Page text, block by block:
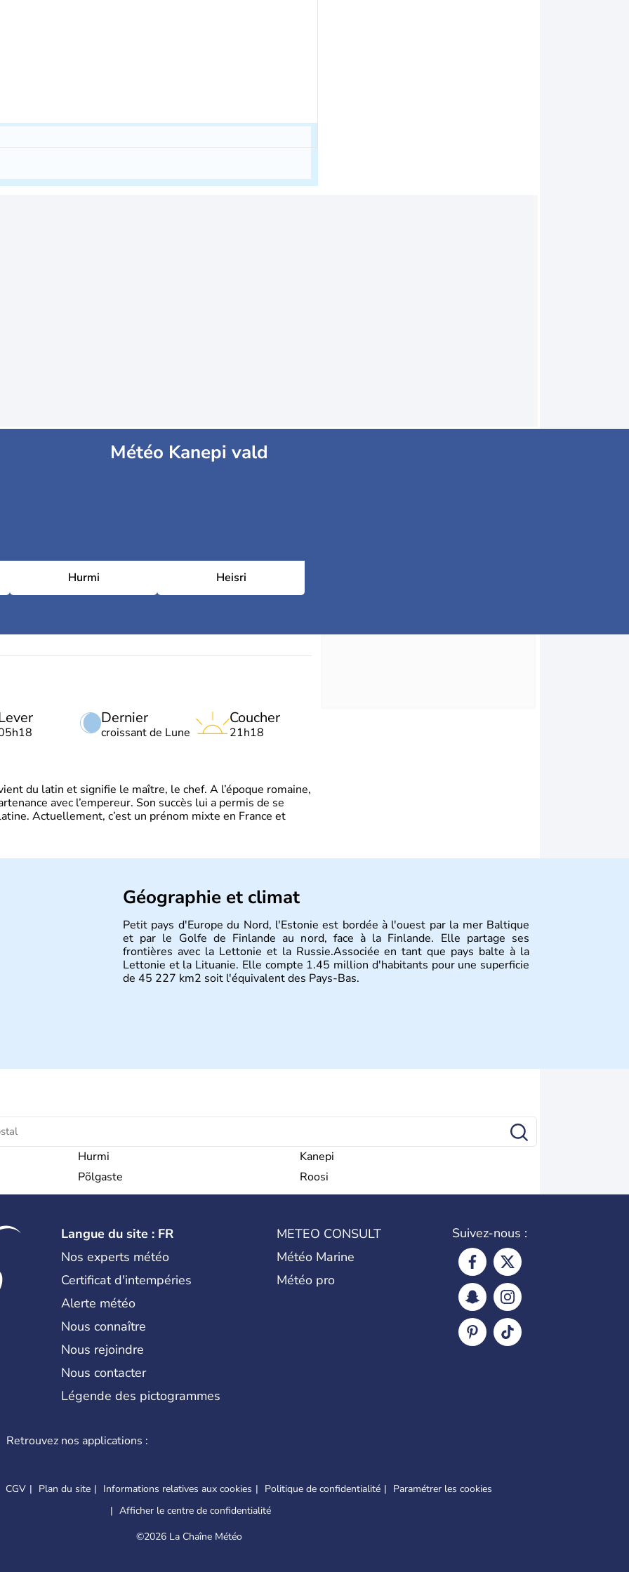
Météo Kanepi vald
Hurmi Heisri
Dernier
croissant de Lune
Coucher
21h18
du latin et signifie le maître, le chef. A l’époque romaine,
avec l’empereur. Son succès lui a permis de se
Actuellement, c’est un prénom mixte en France et
Géographie et climat
Petit pays d'Europe du Nord, l'Estonie est bordée à l'ouest par la mer Baltique
et par le Golfe de Finlande au nord, face à la Finlande. Elle partage ses
frontières avec la Lettonie et la Russie.Associée en tant que pays balte à la
Lettonie et la Lituanie. Elle compte 1.45 million d'habitants pour une superficie
de 45 227 km2 soit l'équivalent des Pays-Bas.
Hurmi
Kanepi
Põlgaste Roosi
Langue du site : FR
Nos experts météo
Certificat d'intempéries
Alerte météo
Nous connaître
Nous rejoindre
Nous contacter
Légende des pictogrammes
METEO CONSULT
Météo Marine
Météo pro
Suivez-nous :
Retrouvez nos applications :
CGV Plan du site Informations relatives aux cookies Politique de confidentialité
Paramétrer les cookies
Afficher le centre de confidentialité
©2026 La Chaîne Météo